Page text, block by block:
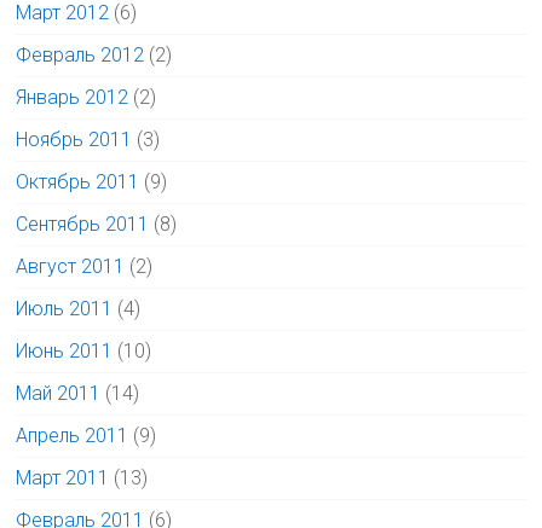
Март 2012 (6)
Февраль 2012 (2)
Январь 2012 (2)
Ноябрь 2011 (3)
Октябрь 2011 (9)
Сентябрь 2011 (8)
Август 2011 (2)
Июль 2011 (4)
Июнь 2011 (10)
Май 2011 (14)
Апрель 2011 (9)
Март 2011 (13)
Февраль 2011 (6)